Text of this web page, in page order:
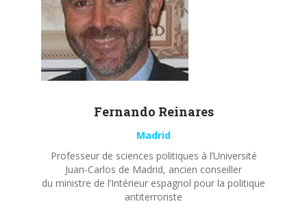
Fernando Reinares
Madrid
Professeur de sciences politiques à l’Université
Juan-Carlos de Madrid, ancien conseiller
du ministre de l’Intérieur espagnol pour la politique
antiterroriste